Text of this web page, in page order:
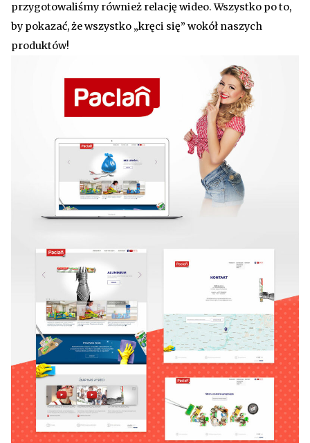
przygotowaliśmy również relację wideo. Wszystko po to,
by pokazać, że wszystko „kręci się” wokół naszych
produktów!